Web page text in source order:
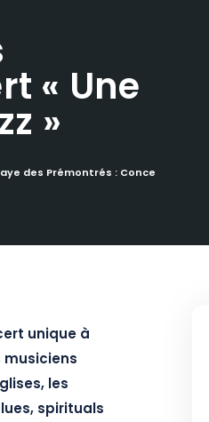
« Une
»
: Concert « Une histoire du piano jazz »
unique à
musiciens
les
spirituals